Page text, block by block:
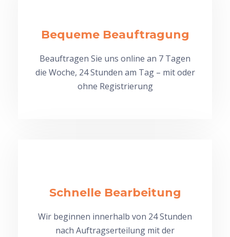
Bequeme Beauftragung
Beauftragen Sie uns online an 7 Tagen
die Woche, 24 Stunden am Tag – mit oder
ohne Registrierung
Schnelle Bearbeitung
Wir beginnen innerhalb von 24 Stunden
nach Auftragserteilung mit der